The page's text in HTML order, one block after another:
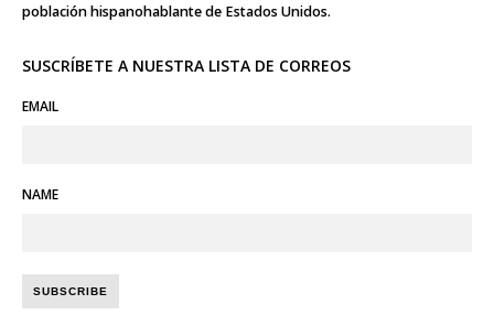
población hispanohablante de Estados Unidos.
SUSCRÍBETE A NUESTRA LISTA DE CORREOS
EMAIL
NAME